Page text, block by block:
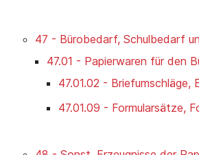
47 - Bürobedarf, Schulbedarf
47.01 - Papierwaren für den
47.01.02 - Briefumschläge,
47.01.09 - Formularsätze,